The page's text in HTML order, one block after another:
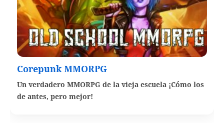
Corepunk MMORPG
Un verdadero MMORPG de la vieja escuela ¡Cómo los
de antes, pero mejor!